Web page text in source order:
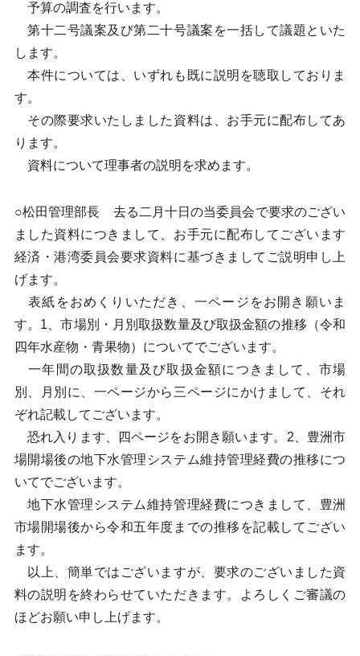
予算の調査を行います。
第十二号議案及び第二十号議案を一括して議題といた
します。
本件については、いずれも既に説明を聴取しておりま
す。
その際要求いたしました資料は、お手元に配布してあ
ります。
資料について理事者の説明を求めます。
○松田管理部長 去る二月十日の当委員会で要求のござい
ました資料につきまして、お手元に配布してございます
経済・港湾委員会要求資料に基づきましてご説明申し上
げます。
表紙をおめくりいただき、一ページをお開き願いま
す。1、市場別・月別取扱数量及び取扱金額の推移（令和
四年水産物・青果物）についてでございます。
一年間の取扱数量及び取扱金額につきまして、市場
別、月別に、一ページから三ページにかけまして、それ
ぞれ記載してございます。
恐れ入ります、四ページをお開き願います。2、豊洲市
場開場後の地下水管理システム維持管理経費の推移につ
いてでございます。
地下水管理システム維持管理経費につきまして、豊洲
市場開場後から令和五年度までの推移を記載してござい
ます。
以上、簡単ではございますが、要求のございました資
料の説明を終わらせていただきます。よろしくご審議の
ほどお願い申し上げます。